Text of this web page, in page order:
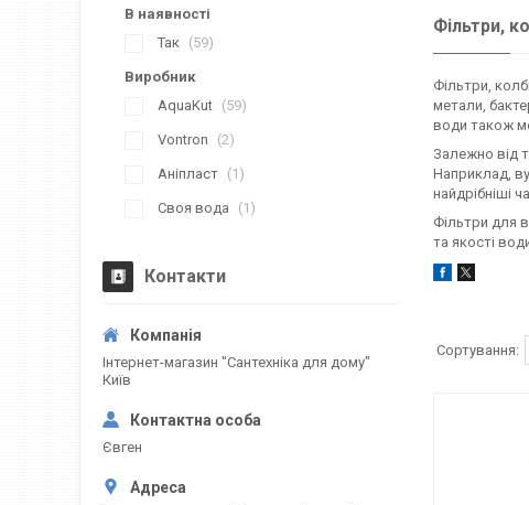
Фільтри,
Фільтри,
метали,
води також
Залежно від
Наприклад,
найдрібніші
Фільтри для
та якості
В наявності
Так
59
Виробник
AquaKut
59
Vontron 2
Аніпласт 1
Своя вода 1
Контакти
Інтернет-магазин "Сантехніка для дому"
Київ
Євген